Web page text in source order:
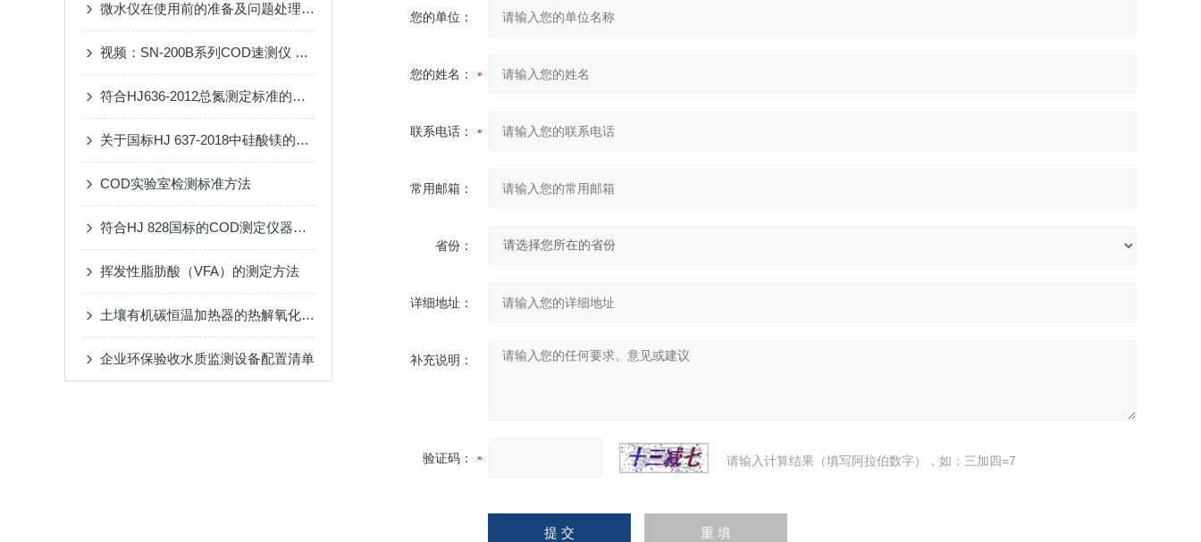
微水仪在使用前的准备及问题处理方法
视频：SN-200B系列COD速测仪 低浓度COD测定实验
符合HJ636-2012总氮测定标准的实验室仪器要求
关于国标HJ 637-2018中硅酸镁的处理步骤的操作流程与技术要点
COD实验室检测标准方法
符合HJ 828国标的COD测定仪器参数要求
挥发性脂肪酸（VFA）的测定方法
土壤有机碳恒温加热器的热解氧化原理与农业环境检测应用
企业环保验收水质监测设备配置清单
您的单位：
您的姓名：
联系电话：
常用邮箱：
省份：
详细地址：
补充说明：
验证码： 请输入计算结果（填写阿拉伯数字），如：三加四=7